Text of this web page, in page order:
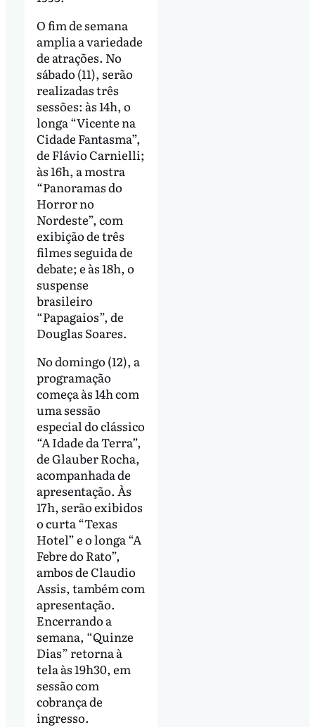
O fim de semana
amplia a variedade
de atrações. No
sábado (11), serão
realizadas três
sessões: às 14h, o
longa “Vicente na
Cidade Fantasma”,
de Flávio Carnielli;
às 16h, a mostra
“Panoramas do
Horror no
Nordeste”, com
exibição de três
filmes seguida de
debate; e às 18h, o
suspense
brasileiro
“Papagaios”, de
Douglas Soares.
No domingo (12), a
programação
começa às 14h com
uma sessão
especial do clássico
“A Idade da Terra”,
de Glauber Rocha,
acompanhada de
apresentação. Às
17h, serão exibidos
o curta “Texas
Hotel” e o longa “A
Febre do Rato”,
ambos de Claudio
Assis, também com
apresentação.
Encerrando a
semana, “Quinze
Dias” retorna à
tela às 19h30, em
sessão com
cobrança de
ingresso.